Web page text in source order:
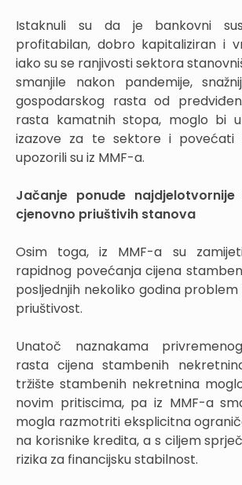
Istaknuli su da je bankovni
profitabilan, dobro kapitaliziran i
iako su se ranjivosti sektora
smanjile nakon pandemije,
gospodarskog rasta od
rasta kamatnih stopa, moglo bi
izazove za te sektore i povećati
upozorili su iz MMF-a.
Jačanje ponude
cjenovno priuštivih stanova
Osim toga, iz MMF-a su
rapidnog povećanja cijena
posljednjih nekoliko godina
priuštivost.
Unatoč naznakama
rasta cijena stambenih
tržište stambenih nekretnina
novim pritiscima, pa iz MMF-a
mogla razmotriti eksplicitna
na korisnike kredita, a s ciljem
rizika za financijsku stabilnost.